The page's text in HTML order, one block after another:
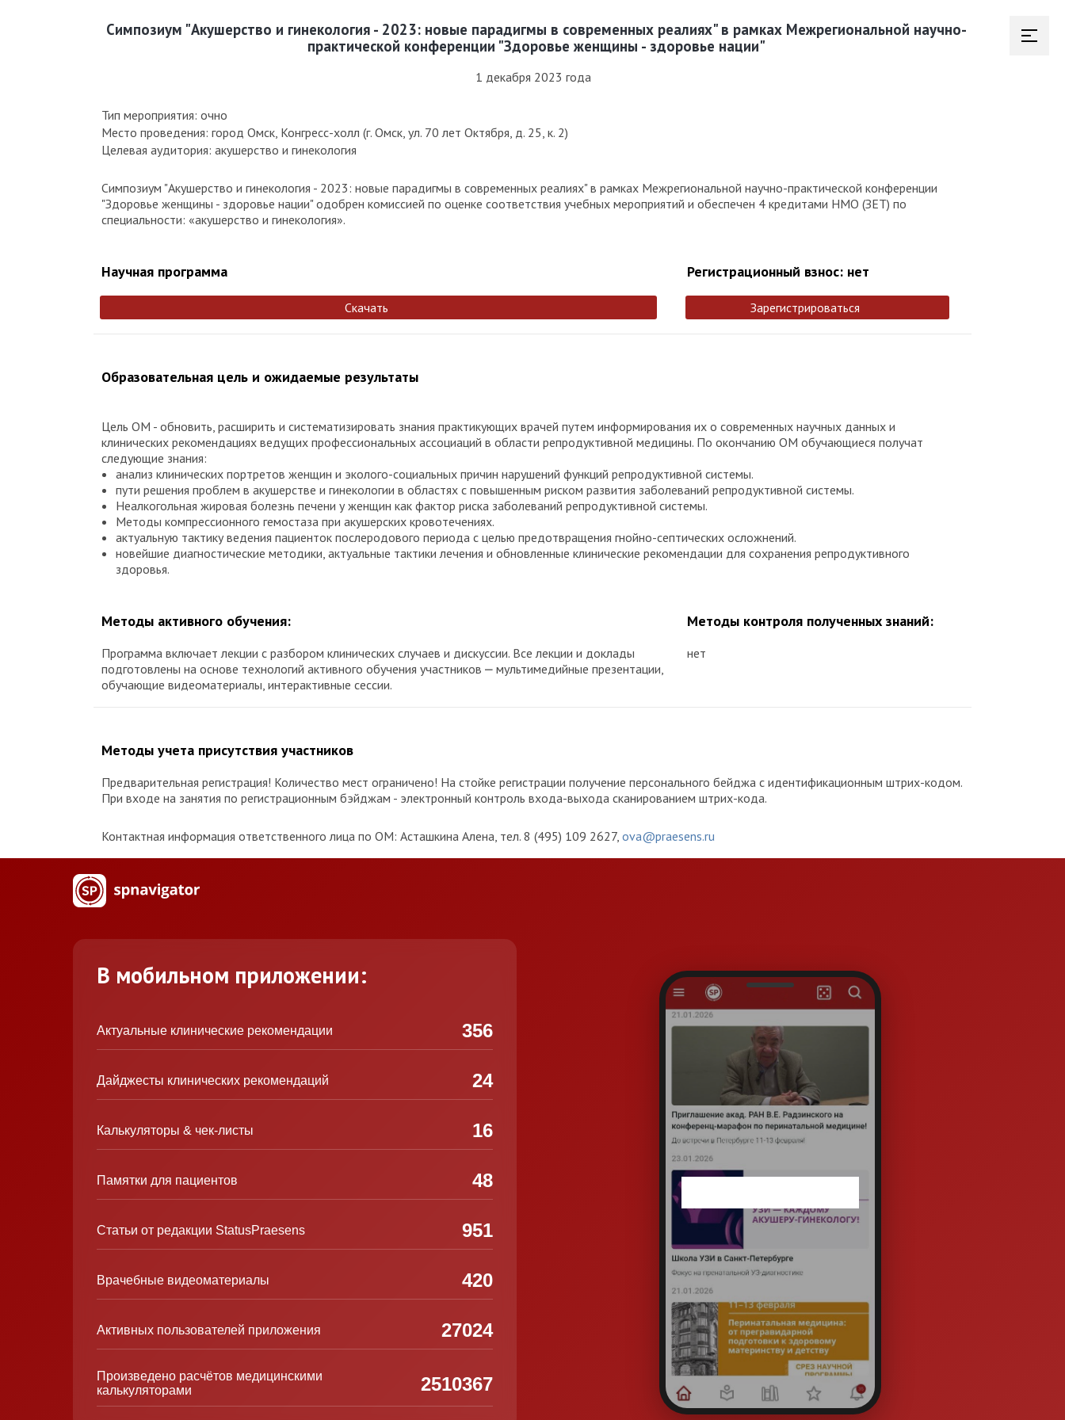
Симпозиум "Акушерство и гинекология - 2023: новые парадигмы в современных реалиях" в рамках Межрегиональной научно-
практической конференции "Здоровье женщины - здоровье нации"
1 декабря 2023 года
Тип мероприятия: очно
Место проведения: город Омск, Конгресс-холл (г. Омск, ул. 70 лет Октября, д. 25, к. 2)
Целевая аудитория: акушерство и гинекология
Симпозиум "Акушерство и гинекология - 2023: новые парадигмы в современных реалиях" в рамках Межрегиональной научно-практической конференции
"Здоровье женщины - здоровье нации" одобрен комиссией по оценке соответствия учебных мероприятий и обеспечен 4 кредитами НМО (ЗЕТ) по
специальности: «акушерство и гинекология».
Научная программа
Скачать
Регистрационный взнос: нет
Зарегистрироваться
Образовательная цель и ожидаемые результаты
Цель ОМ - обновить, расширить и систематизировать знания практикующих врачей путем информирования их о современных научных данных и
клинических рекомендациях ведущих профессиональных ассоциаций в области репродуктивной медицины. По окончанию ОМ обучающиеся получат
следующие знания:
анализ клинических портретов женщин и эколого-социальных причин нарушений функций репродуктивной системы.
пути решения проблем в акушерстве и гинекологии в областях с повышенным риском развития заболеваний репродуктивной системы.
Неалкогольная жировая болезнь печени у женщин как фактор риска заболеваний репродуктивной системы.
Методы компрессионного гемостаза при акушерских кровотечениях.
актуальную тактику ведения пациенток послеродового периода с целью предотвращения гнойно-септических осложнений.
новейшие диагностические методики, актуальные тактики лечения и обновленные клинические рекомендации для сохранения репродуктивного
здоровья.
Методы активного обучения:
Программа включает лекции с разбором клинических случаев и дискуссии. Все лекции и доклады
подготовлены на основе технологий активного обучения участников ⎼ мультимедийные презентации,
обучающие видеоматериалы, интерактивные сессии.
Методы контроля полученных знаний:
нет
Методы учета присутствия участников
Предварительная регистрация! Количество мест ограничено! На стойке регистрации получение персонального бейджа с идентификационным штрих-кодом.
При входе на занятия по регистрационным бэйджам - электронный контроль входа-выхода сканированием штрих-кода.
Контактная информация ответственного лица по ОМ: Асташкина Алена, тел. 8 (495) 109 2627, ova@praesens.ru
В мобильном приложении:
Актуальные клинические рекомендации 356
Дайджесты клинических рекомендаций 24
Калькуляторы & чек-листы 16
Памятки для пациентов 48
Статьи от редакции StatusPraesens 951
Врачебные видеоматериалы 420
Активных пользователей приложения 27024
Произведено расчётов медицинскими
калькуляторами
2510367